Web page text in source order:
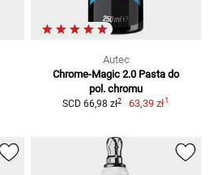
Autec
Chrome-Magic 2.0 Pasta do
pol. chromu
SCD 66,98 zł2 63,39 zł1